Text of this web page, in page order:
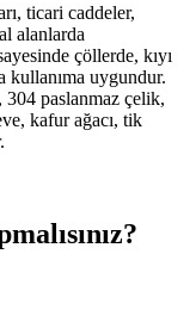
ticari caddeler,
alanlarda
çöllerde, kıyı
kullanıma uygundur.
304 paslanmaz çelik,
kafur ağacı, tik